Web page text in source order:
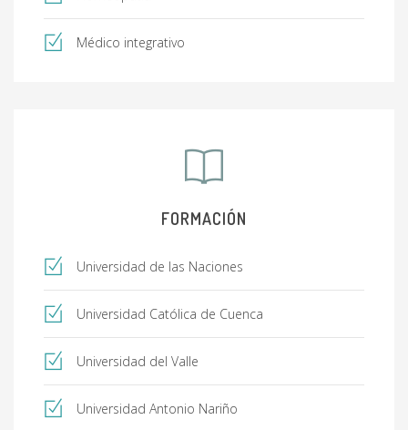
Médico integrativo
FORMACIÓN
Universidad de las Naciones
Universidad Católica de Cuenca
Universidad del Valle
Universidad Antonio Nariño